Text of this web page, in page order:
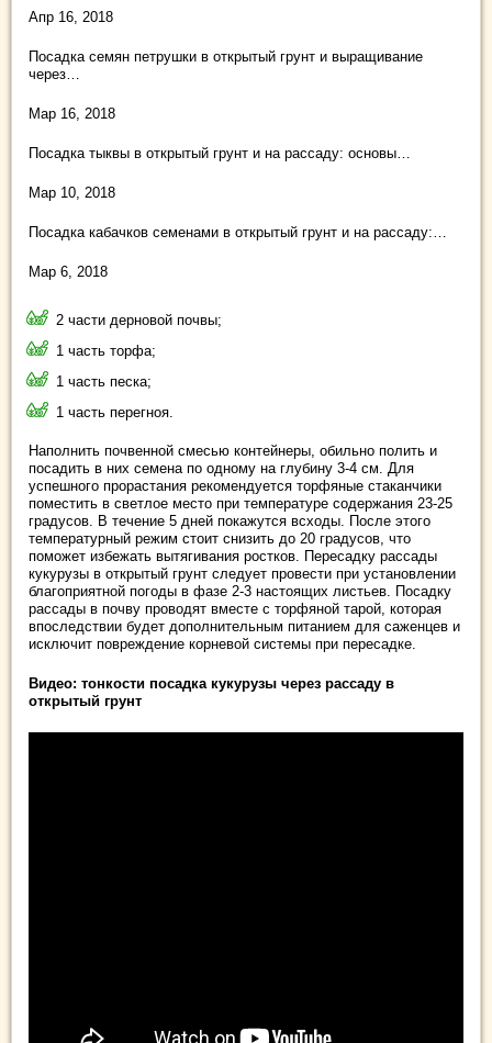
Апр 16, 2018
Посадка семян петрушки в открытый грунт и выращивание
через…
Мар 16, 2018
Посадка тыквы в открытый грунт и на рассаду: основы…
Мар 10, 2018
Посадка кабачков семенами в открытый грунт и на рассаду:…
Мар 6, 2018
2 части дерновой почвы;
1 часть торфа;
1 часть песка;
1 часть перегноя.
Наполнить почвенной смесью контейнеры, обильно полить и
посадить в них семена по одному на глубину 3-4 см. Для
успешного прорастания рекомендуется торфяные стаканчики
поместить в светлое место при температуре содержания 23-25
градусов. В течение 5 дней покажутся всходы. После этого
температурный режим стоит снизить до 20 градусов, что
поможет избежать вытягивания ростков. Пересадку рассады
кукурузы в открытый грунт следует провести при установлении
благоприятной погоды в фазе 2-3 настоящих листьев. Посадку
рассады в почву проводят вместе с торфяной тарой, которая
впоследствии будет дополнительным питанием для саженцев и
исключит повреждение корневой системы при пересадке.
Видео: тонкости посадка кукурузы через рассаду в
открытый грунт